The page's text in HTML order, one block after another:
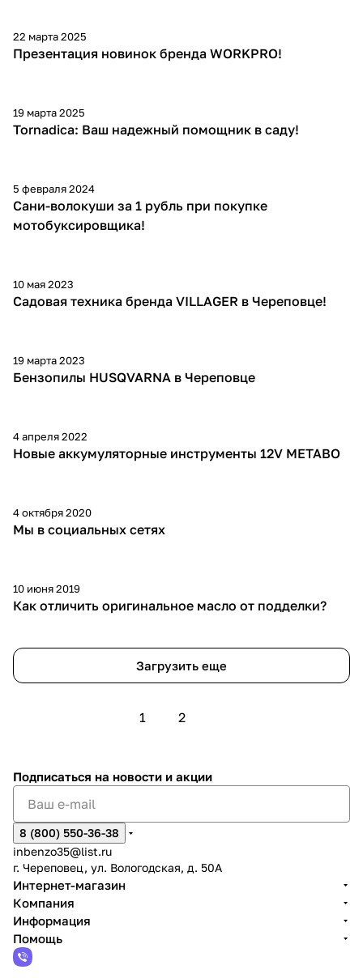
22 марта 2025
Презентация новинок бренда WORKPRO!
19 марта 2025
Tornadica: Ваш надежный помощник в саду!
5 февраля 2024
Сани-волокуши за 1 рубль при покупке
мотобуксировщика!
10 мая 2023
Садовая техника бренда VILLAGER в Череповце!
19 марта 2023
Бензопилы HUSQVARNA в Череповце
4 апреля 2022
Новые аккумуляторные инструменты 12V METABO
4 октября 2020
Мы в социальных сетях
10 июня 2019
Как отличить оригинальное масло от подделки?
Загрузить еще
1 2
Подписаться на новости и акции
8 (800) 550-36-38
inbenzo35@list.ru
г. Череповец, ул. Вологодская, д. 50А
Интернет-магазин
Компания
Информация
Помощь